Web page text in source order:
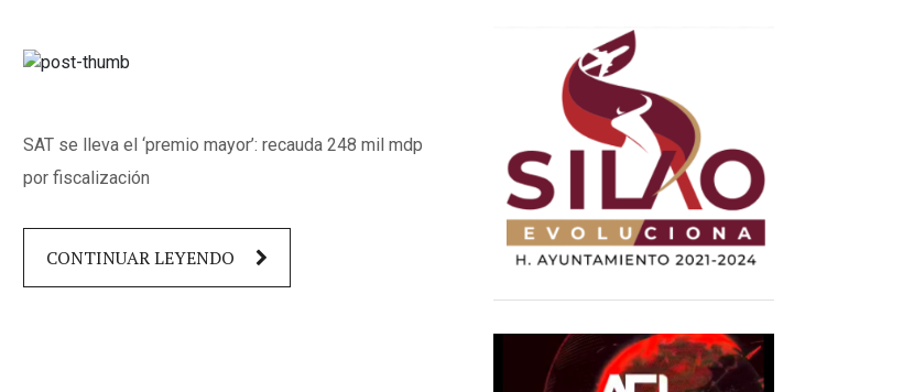
SAT se lleva el ‘premio mayor’: recauda 248 mil mdp
por fiscalización
CONTINUAR LEYENDO